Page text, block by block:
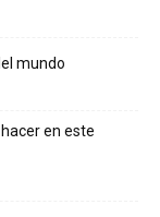
mundo
en este